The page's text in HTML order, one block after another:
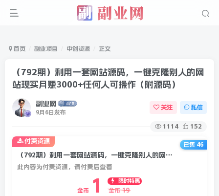
首页 副业项目 中创资源 正文
（792期）利用一套网站源码，一键克隆别人的网
站现实月赚3000+任何人可操作（附源码）
副业网
9月6日发布
关注 私信
1114 152
（792期）利用一套网站源码，一键克隆别人的网站现实月赚3000+任何人可操作（附源码）
此内容为付费资源，请付费后查看
金币 1
限时特惠
金币 19
付费资源
已售 46